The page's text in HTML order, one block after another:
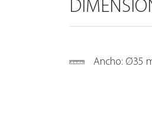
Ancho: Ø35